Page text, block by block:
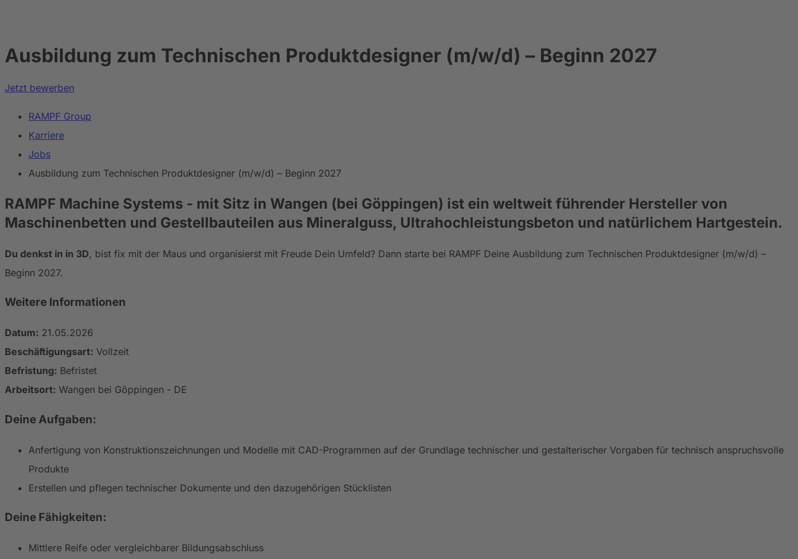
Ausbildung zum Technischen Produktdesigner (m/w/d) – Beginn 2027
Jetzt bewerben
RAMPF Group
Karriere
Jobs
Ausbildung zum Technischen Produktdesigner (m/w/d) – Beginn 2027
RAMPF Machine Systems - mit Sitz in Wangen (bei Göppingen) ist ein weltweit führender Hersteller von
Maschinenbetten und Gestellbauteilen aus Mineralguss, Ultrahochleistungsbeton und natürlichem Hartgestein.
Du denkst in in 3D, bist fix mit der Maus und organisierst mit Freude Dein Umfeld? Dann starte bei RAMPF Deine Ausbildung zum Technischen Produktdesigner (m/w/d) –
Beginn 2027.
Weitere Informationen
Datum: 21.05.2026
Beschäftigungsart: Vollzeit
Befristung: Befristet
Arbeitsort: Wangen bei Göppingen - DE
Deine Aufgaben:
Anfertigung von Konstruktionszeichnungen und Modelle mit CAD-Programmen auf der Grundlage technischer und gestalterischer Vorgaben für technisch anspruchsvolle
Produkte
Erstellen und pflegen technischer Dokumente und den dazugehörigen Stücklisten
Deine Fähigkeiten:
Mittlere Reife oder vergleichbarer Bildungsabschluss